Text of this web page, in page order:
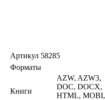
Артикул 58285
Форматы
Книги
AZW, AZW3,
DOC, DOCX,
HTML, MOBI,